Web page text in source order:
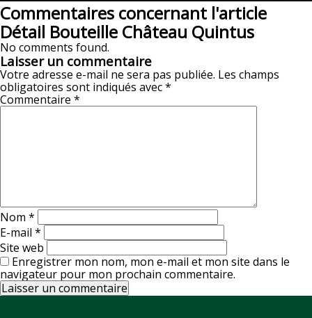
Commentaires concernant l'article
Détail Bouteille Château Quintus
No comments found.
Laisser un commentaire
Votre adresse e-mail ne sera pas publiée. Les champs
obligatoires sont indiqués avec*
Commentaire *
Nom *
E-mail *
Site web
Enregistrer mon nom, mon e-mail et mon site dans le
navigateur pour mon prochain commentaire.